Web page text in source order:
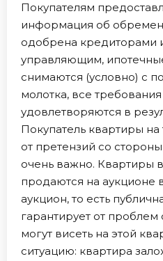
Покупателям
информация об
одобрена кредиторами
управляющим,
снимаются (условно) с
молотка, все
удовлетворяются в
Покупатель квартиры на
от претензий со
очень важно. Квартиры
продаются на аукционе
аукцион, то есть
гарантирует от
могут висеть на этой
ситуацию: квартира